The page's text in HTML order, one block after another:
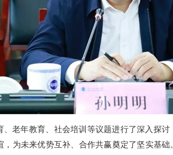
、老年教育、社会培训等议题进行了深入探
，为未来优势互补、合作共赢奠定了坚实基